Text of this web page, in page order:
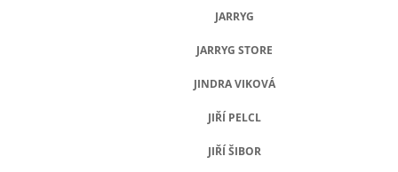
JARRYG
JARRYG STORE
JINDRA VIKOVÁ
JIŘÍ PELCL
JIŘÍ ŠIBOR